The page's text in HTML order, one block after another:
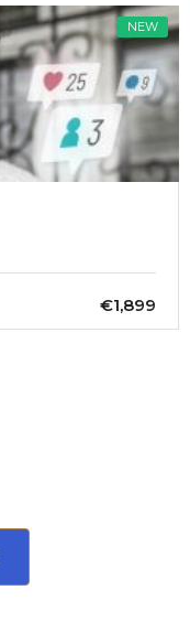
NEW
€1,899